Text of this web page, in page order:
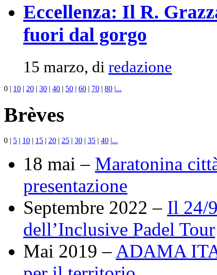
Eccellenza: Il R.
fuori dal gorgo
15 marzo, di redazione
0 | 10 | 20 | 30 | 40 | 50 | 60 | 70 | 80 |...
Brèves
0 | 5 | 10 | 15 | 20 | 25 | 30 | 35 | 40 |...
18 mai – Maratonina
presentazione
Septembre 2022 – Il 24/
dell’Inclusive Padel Tour
Mai 2019 – ADAMA